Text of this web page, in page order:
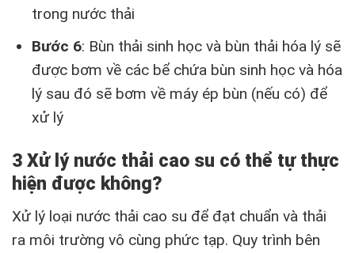
trong nước thải
Bước 6: Bùn thải sinh học và bùn thải hóa lý sẽ
được bơm về các bể chứa bùn sinh học và hóa
lý sau đó sẽ bơm về máy ép bùn (nếu có) để
xử lý
3 Xử lý nước thải cao su có thể tự thực
hiện được không?
Xử lý loại nước thải cao su để đạt chuẩn và thải
ra môi trường vô cùng phức tạp. Quy trình bên